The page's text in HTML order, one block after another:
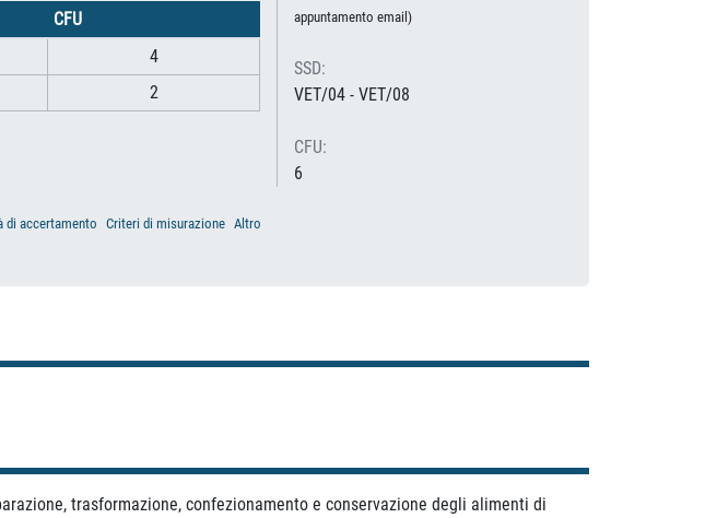
CFU
4
2
appuntamento email)
SSD:
VET/04 - VET/08
CFU:
6
di accertamento Criteri di misurazione Altro
trasformazione, confezionamento e conservazione degli alimenti di